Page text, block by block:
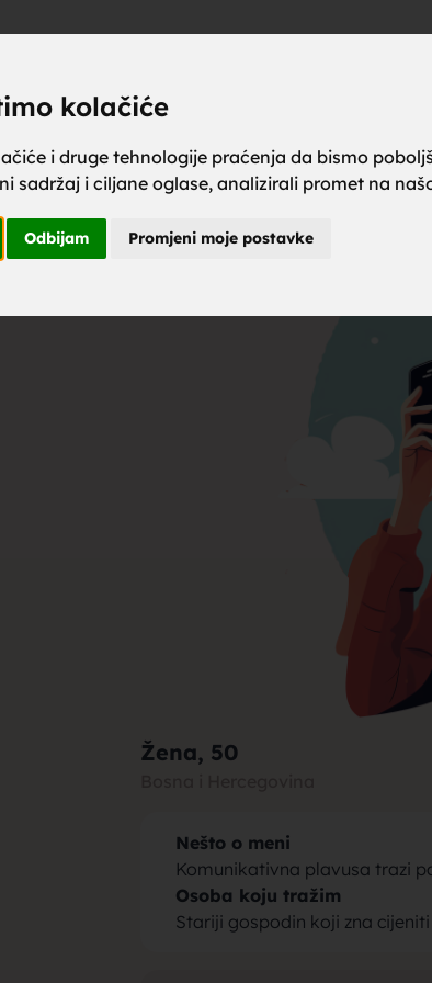
kolačiće
i druge tehnologije praćenja da bismo
sadržaj i ciljane oglase, analizirali promet na
Odbijam Promjeni moje postavke
Žena, 50
Nešto o meni
Komunikativna plavusa trazi
Osoba koju tražim
Stariji gospodin koji zna
za
za
za